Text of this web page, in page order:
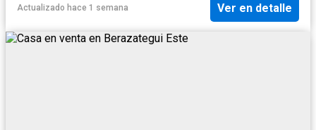
Actualizado hace 1 semana Ver en detalle